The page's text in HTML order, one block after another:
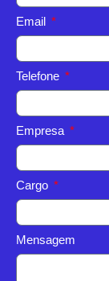
Email
Telefone
Empresa
Cargo
Mensagem